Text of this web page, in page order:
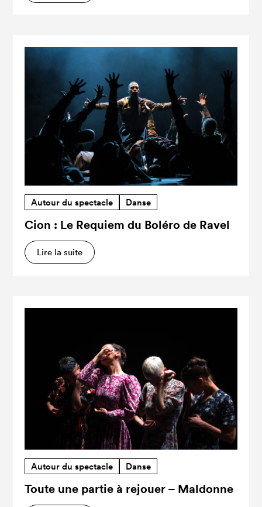
Autour du spectacle Danse
Cion : Le Requiem du Boléro de Ravel
Lire la suite
Autour du spectacle Danse
Toute une partie à rejouer – Maldonne